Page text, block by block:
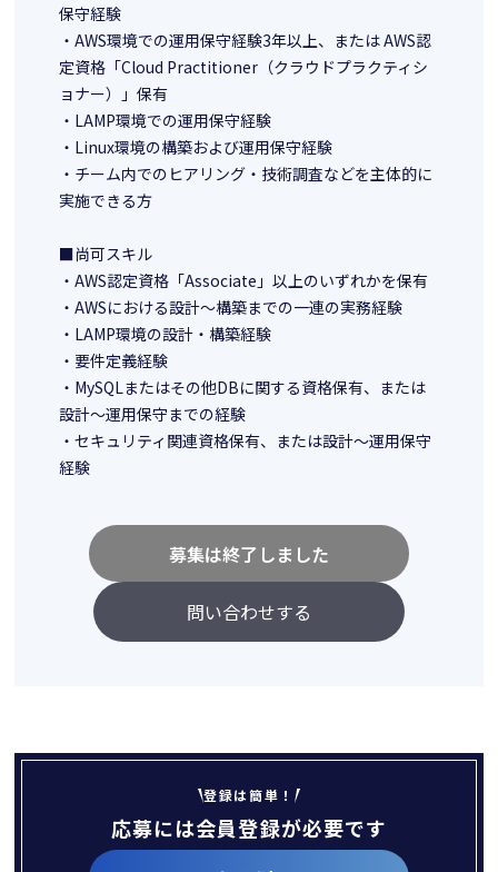
保守経験
・AWS環境での運用保守経験3年以上、または AWS認
定資格「Cloud Practitioner（クラウドプラクティシ
ョナー）」保有
・LAMP環境での運用保守経験
・Linux環境の構築および運用保守経験
・チーム内でのヒアリング・技術調査などを主体的に
実施できる方
■尚可スキル
・AWS認定資格「Associate」以上のいずれかを保有
・AWSにおける設計～構築までの一連の実務経験
・LAMP環境の設計・構築経験
・要件定義経験
・MySQLまたはその他DBに関する資格保有、または
設計～運用保守までの経験
・セキュリティ関連資格保有、または設計～運用保守
経験
問い合わせする
募集は終了しました
登録は簡単！
応募には会員登録が必要です